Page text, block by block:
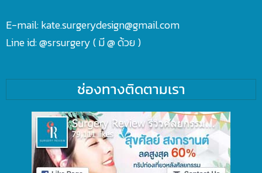
E-mail: kate.surgerydesign@gmail.com
Line id:@srsurgery( มี @ ด้วย )
ช่องทางติดตามเรา